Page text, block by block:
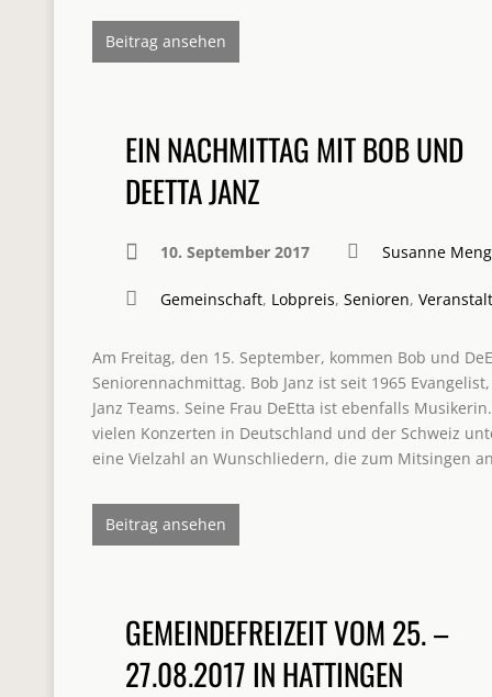
Beitrag ansehen
EIN NACHMITTAG MIT BOB UND
DEETTA JANZ
10. September 2017 Susanne
Gemeinschaft, Lobpreis, Senioren,
Am Freitag, den 15. September, kommen Bob und
Seniorennachmittag. Bob Janz ist seit 1965
Janz Teams. Seine Frau DeEtta ist ebenfalls
vielen Konzerten in Deutschland und der Schweiz
eine Vielzahl an Wunschliedern, die zum Mitsingen
Beitrag ansehen
GEMEINDEFREIZEIT VOM 25. –
27.08.2017 IN HATTINGEN